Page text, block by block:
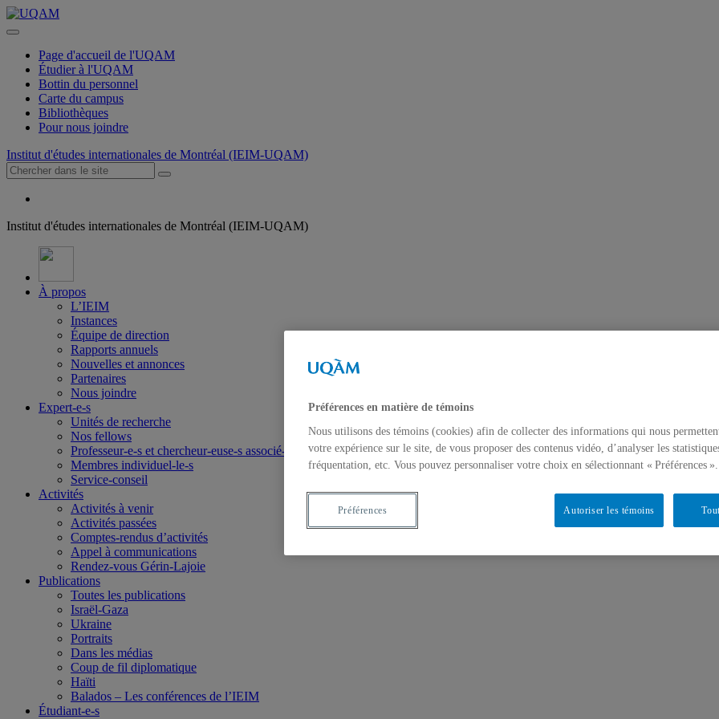
Page d'accueil de l'UQAM
Étudier à l'UQAM
Bottin du personnel
Carte du campus
Bibliothèques
Pour nous joindre
Institut d'études internationales de Montréal (IEIM-UQAM)
Institut d'études internationales de Montréal (IEIM-UQAM)
À propos
L’IEIM
Instances
Équipe de direction
Rapports annuels
Nouvelles et annonces
Partenaires
Nous joindre
Expert-e-s
Unités de recherche
Nos fellows
Professeur-e-s et chercheur-euse-s associé-e-s
Membres individuel-le-s
Service-conseil
Activités
Activités à venir
Activités passées
Comptes-rendus d’activités
Appel à communications
Rendez-vous Gérin-Lajoie
Publications
Toutes les publications
Israël-Gaza
Ukraine
Portraits
Dans les médias
Coup de fil diplomatique
Haïti
Balados – Les conférences de l’IEIM
Étudiant-e-s
Préférences en matière de témoins
Nous utilisons des témoins (cookies) afin de collecter des informations qui nous
votre expérience sur le site, de vous proposer des contenus vidéo, d’analyser les
fréquentation, etc. Vous pouvez personnaliser votre choix en sélectionnant « Préférences ».
Autoriser les témoins
Préférences